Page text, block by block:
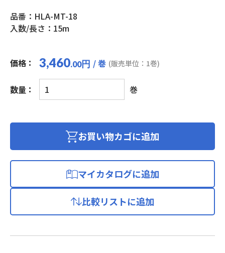
品番：HLA-MT-18
入数/長さ：15m
価格： 3,460.00円 / 巻 (販売単位：1巻)
数量：
床
配
モ
プ
個
巻
お買い物カゴに追加
マイカタログに追加
比較リストに追加